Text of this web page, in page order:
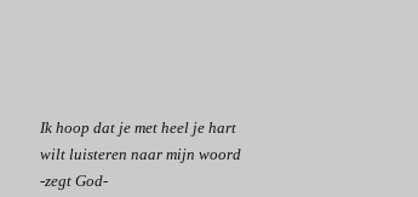
Ik hoop dat je met heel je hart
wilt luisteren naar mijn woord
-zegt God-